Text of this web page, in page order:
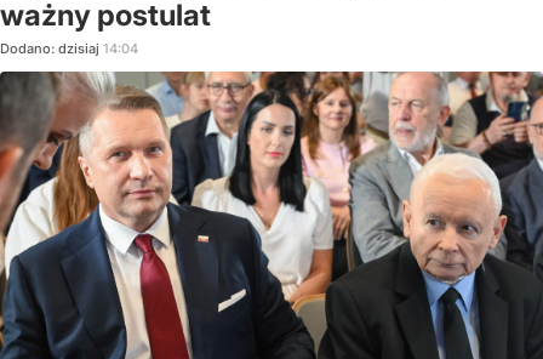
ważny postulat
Dodano: dzisiaj 14:04